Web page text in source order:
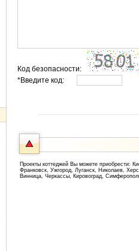
Код безопасности:
*Введите код:
Проекты коттеджей Вы можете приобрести:
Франковск, Ужгород, Луганск, Николаев,
Винница, Черкассы, Кировоград,